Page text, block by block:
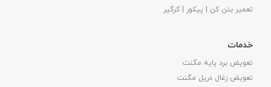
تعمیر بتن کن | پیکور | کرگیر
خدمات
تعویض برد پایه مگنت
تعویض زغال دریل مگنت